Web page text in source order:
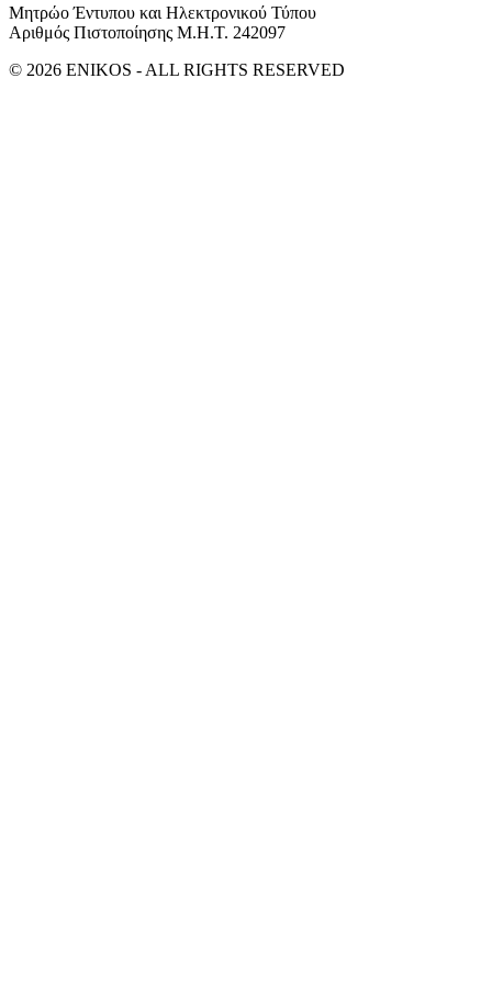
Μητρώο Έντυπου και Ηλεκτρονικού Τύπου
Αριθμός Πιστοποίησης Μ.Η.Τ. 242097
© 2026 ENIKOS - ALL RIGHTS RESERVED